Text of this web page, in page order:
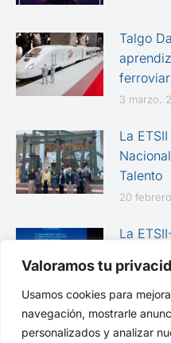
Valoramos tu
Usamos cookies para
navegación, mostrarle
personalizados y analizar
Talgo
3 marzo,
La
Talento
20
La
las
12